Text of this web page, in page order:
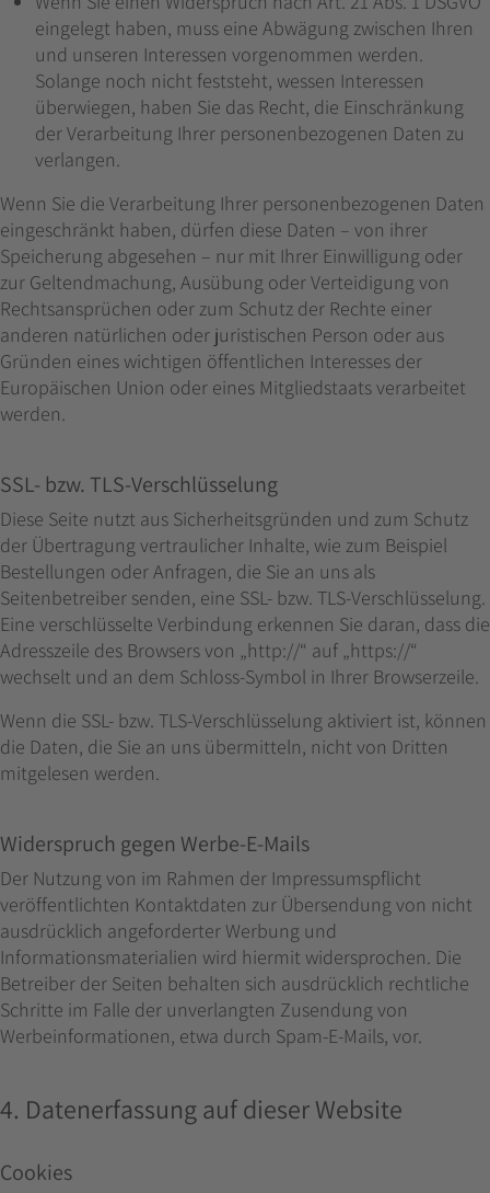
eingelegt haben, muss eine Abwägung zwischen Ihren
und unseren Interessen vorgenommen werden.
Solange noch nicht feststeht, wessen Interessen
überwiegen, haben Sie das Recht, die Einschränkung
der Verarbeitung Ihrer personenbezogenen Daten zu
verlangen.
Wenn Sie die Verarbeitung Ihrer personenbezogenen Daten
eingeschränkt haben, dürfen diese Daten – von ihrer
Speicherung abgesehen – nur mit Ihrer Einwilligung oder
zur Geltendmachung, Ausübung oder Verteidigung von
Rechtsansprüchen oder zum Schutz der Rechte einer
anderen natürlichen oder juristischen Person oder aus
Gründen eines wichtigen öffentlichen Interesses der
Europäischen Union oder eines Mitgliedstaats verarbeitet
werden.
SSL- bzw. TLS-Verschlüsselung
Diese Seite nutzt aus Sicherheitsgründen und zum Schutz
der Übertragung vertraulicher Inhalte, wie zum Beispiel
Bestellungen oder Anfragen, die Sie an uns als
Seitenbetreiber senden, eine SSL- bzw. TLS-Verschlüsselung.
Eine verschlüsselte Verbindung erkennen Sie daran, dass die
Adresszeile des Browsers von „http://“ auf „https://“
wechselt und an dem Schloss-Symbol in Ihrer Browserzeile.
Wenn die SSL- bzw. TLS-Verschlüsselung aktiviert ist, können
die Daten, die Sie an uns übermitteln, nicht von Dritten
mitgelesen werden.
Widerspruch gegen Werbe-E-Mails
Der Nutzung von im Rahmen der Impressumspflicht
veröffentlichten Kontaktdaten zur Übersendung von nicht
ausdrücklich angeforderter Werbung und
Informationsmaterialien wird hiermit widersprochen. Die
Betreiber der Seiten behalten sich ausdrücklich rechtliche
Schritte im Falle der unverlangten Zusendung von
Werbeinformationen, etwa durch Spam-E-Mails, vor.
4. Datenerfassung auf dieser Website
Cookies